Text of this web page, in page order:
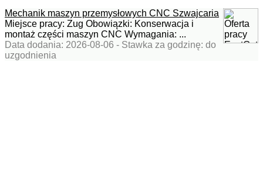
Mechanik maszyn przemysłowych CNC Szwajcaria
Miejsce pracy: Zug Obowiązki: Konserwacja i
montaż części maszyn CNC Wymagania: ...
Data dodania: 2026-08-06 - Stawka za godzinę: do
uzgodnienia